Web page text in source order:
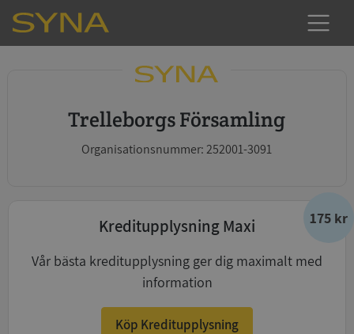
Trelleborgs Församling
Organisationsnummer: 252001-3091
175 kr
Kreditupplysning Maxi
Vår bästa kreditupplysning ger dig maximalt med
information
Köp Kreditupplysning